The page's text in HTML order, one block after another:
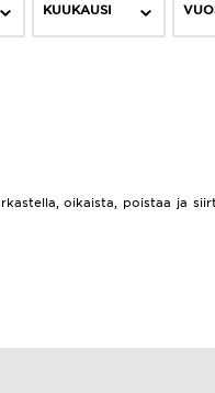
KUUKAUSI
oikaista, poistaa ja